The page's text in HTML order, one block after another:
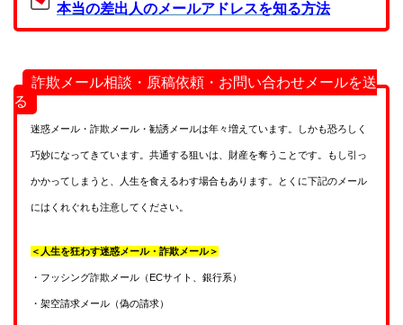
本当の差出人のメールアドレスを知る方法
詐欺メール相談・原稿依頼・お問い合わせメールを送
る
迷惑メール・詐欺メール・勧誘メールは年々増えています。しかも恐ろしく
巧妙になってきています。共通する狙いは、財産を奪うことです。もし引っ
かかってしまうと、人生を食えるわす場合もあります。とくに下記のメール
にはくれぐれも注意してください。
＜人生を狂わす迷惑メール・詐欺メール＞
・フッシング詐欺メール（ECサイト、銀行系）
・架空請求メール（偽の請求）